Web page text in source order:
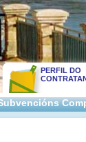
PERFIL DO